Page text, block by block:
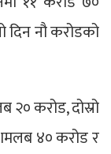
दिन नौ करोडको
करोड, दोस्रो
४० करोड र